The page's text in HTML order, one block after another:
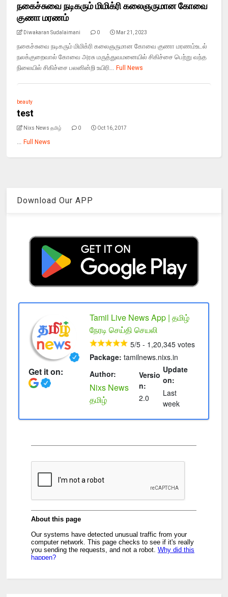
நகைச்சுவை நடிகரும் மிமிக்ரி கலைஞருமான கோவை
குணா மரணம்
Diwakaran Sudalaimani 0 Mar 21, 2023
நகைச்சுவை நடிகரும் மிமிக்ரி கலைஞருமான கோவை குணா மரணம்உடல்
நலக்குறைவால் கோவை அரசு மருத்துவமனையில் சிகிச்சை பெற்று வந்த
நிலையில் சிகிச்சை பலனின்றி உயிரி... Full News
beauty
test
Nixs News தமிழ் 0 Oct 16, 2017
... Full News
Download Our APP